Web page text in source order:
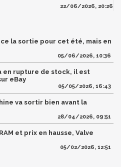
22/06/2026, 20:26
la sortie pour cet été, mais en
05/06/2026, 10:36
en rupture de stock, il est
eBay
05/05/2026, 16:43
va sortir bien avant la
28/04/2026, 09:51
et prix en hausse, Valve
05/02/2026, 12:51